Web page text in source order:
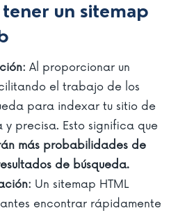
un sitemap
Al proporcionar un
el trabajo de los
para indexar tu sitio de
y precisa. Esto significa que
más probabilidades de
de búsqueda.
Un sitemap HTML
encontrar rápidamente